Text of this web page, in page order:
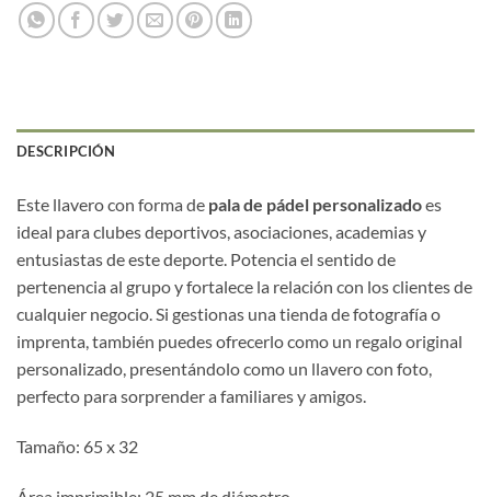
DESCRIPCIÓN
Este llavero con forma de pala de pádel personalizadoes
ideal para clubes deportivos, asociaciones, academias y
entusiastas de este deporte. Potencia el sentido de
pertenencia al grupo y fortalece la relación con los clientes de
cualquier negocio. Si gestionas una tienda de fotografía o
imprenta, también puedes ofrecerlo como un regalo original
personalizado, presentándolo como un llavero con foto,
perfecto para sorprender a familiares y amigos.
Tamaño: 65 x 32